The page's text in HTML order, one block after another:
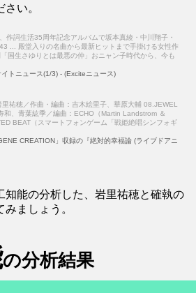
い。
作詞生活35周年記念アルバムで坂本真綾・中川翔子・
... 殿堂入りの名曲から最新ヒットまで手掛ける女性作
国生さゆりとは最悪の仲」おニャン子時代から、今も
トニュース(1/3) - (Exciteニュース)
祐穂／作曲・編曲：吉木絵里子、華原大輔 08.JEWEL
和、青葉紘季／編曲：ECHO（Martin Landstrom ＆
BEAT（スマートフォンゲーム「戦姫絶唱シンフォギ
CREATION」収録の『絶対的幸福論 (ライブドアニ
知能の分析した、岩里祐穂と確執の
ましょう。
の分析結果